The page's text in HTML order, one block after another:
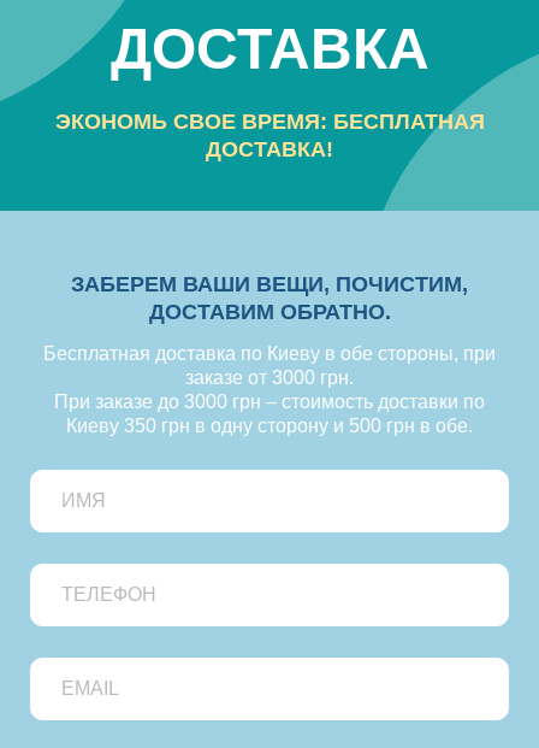
ДОСТАВКА
ЭКОНОМЬ СВОЕ ВРЕМЯ: БЕСПЛАТНАЯ
ДОСТАВКА!
ЗАБЕРЕМ ВАШИ ВЕЩИ, ПОЧИСТИМ,
ДОСТАВИМ ОБРАТНО.
Бесплатная доставка по Киеву в обе стороны, при
заказе от 3000 грн.
При заказе до 3000 грн – стоимость доставки по
Киеву 350 грн в одну сторону и 500 грн в обе.